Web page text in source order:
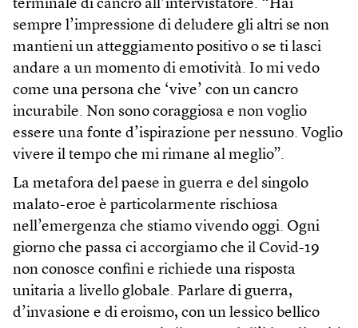
terminale di cancro all’intervistatore. “Hai
sempre l’impressione di deludere gli altri se non
mantieni un atteggiamento positivo o se ti lasci
andare a un momento di emotività. Io mi vedo
come una persona che ‘vive’ con un cancro
incurabile. Non sono coraggiosa e non voglio
essere una fonte d’ispirazione per nessuno. Voglio
vivere il tempo che mi rimane al meglio”.
La metafora del paese in guerra e del singolo
malato-eroe è particolarmente rischiosa
nell’emergenza che stiamo vivendo oggi. Ogni
giorno che passa ci accorgiamo che il Covid-19
non conosce confini e richiede una risposta
unitaria a livello globale. Parlare di guerra,
d’invasione e di eroismo, con un lessico bellico